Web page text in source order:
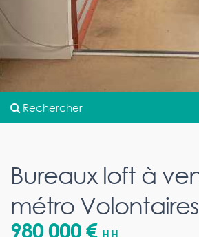
Rechercher
Bureaux loft à
métro Volontaires
980 000 € H.H.